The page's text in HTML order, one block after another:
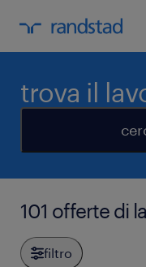
trova il
101 offerte di
filtro